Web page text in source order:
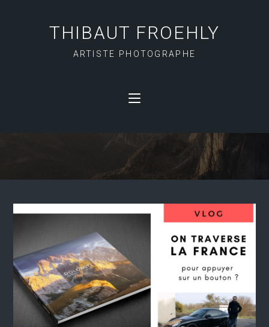
THIBAUT FROEHLY
ARTISTE PHOTOGRAPHE
ESCOUBIAC